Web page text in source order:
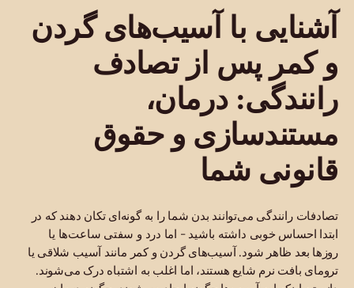
آشنایی با آسیب‌های گردن
و کمر پس از تصادف
رانندگی: درمان،
مستندسازی و حقوق
قانونی شما
تصادفات رانندگی می‌توانند بدن شما را به گونه‌ای تکان دهند که در
ابتدا احساس خوبی داشته باشید - اما درد و سفتی ساعت‌ها یا
روزها بعد ظاهر شود. آسیب‌های گردن و کمر مانند آسیب شلاقی یا
ترومای بافت نرم شایع هستند، اما اغلب به اشتباه درک می‌شوند.